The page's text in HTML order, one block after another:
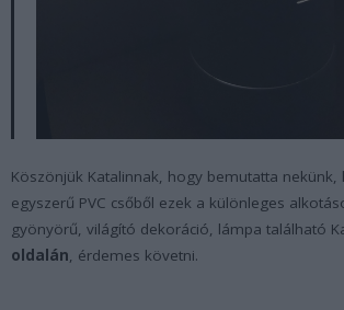
Köszönjük Katalinnak, hogy bemutatta nekünk,
egyszerű PVC csőből ezek a különleges
gyönyörű, világító dekoráció, lámpa található
oldalán, érdemes követni.